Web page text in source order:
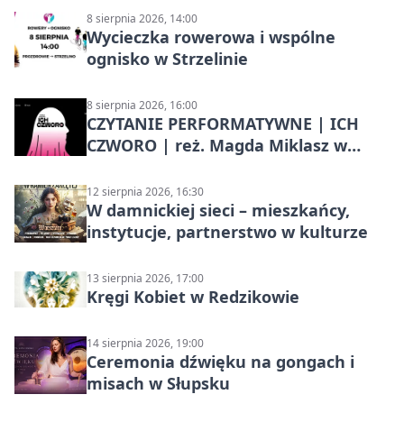
8 sierpnia 2026, 14:00
Wycieczka rowerowa i wspólne
ognisko w Strzelinie
8 sierpnia 2026, 16:00
CZYTANIE PERFORMATYWNE | ICH
CZWORO | reż. Magda Miklasz w
12 sierpnia 2026, 16:30
W damnickiej sieci – mieszkańcy,
instytucje, partnerstwo w kulturze
13 sierpnia 2026, 17:00
Kręgi Kobiet w Redzikowie
14 sierpnia 2026, 19:00
Ceremonia dźwięku na gongach i
misach w Słupsku